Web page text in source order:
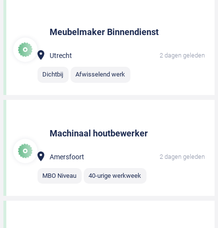
Meubelmaker Binnendienst
Utrecht 2 dagen geleden
Dichtbij Afwisselend werk
Machinaal houtbewerker
Amersfoort 2 dagen geleden
MBO Niveau 40-urige werkweek